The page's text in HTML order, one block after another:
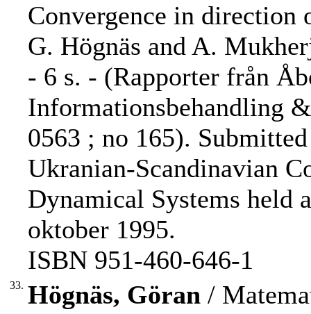
Convergence in direction
G. Högnäs and A.
- 6 s. - (Rapporter från
Informationsbehandling
0563 ; no 165).
Ukranian-Scandinavian
Dynamical Systems held
oktober 1995.
ISBN 951-460-646-1
33. Högnäs, Göran /